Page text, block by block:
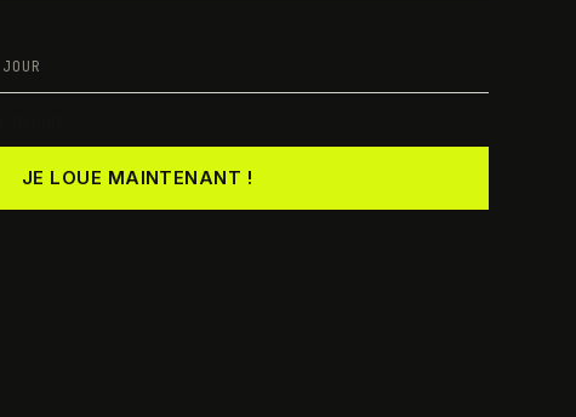
JE LOUE MAINTENANT !